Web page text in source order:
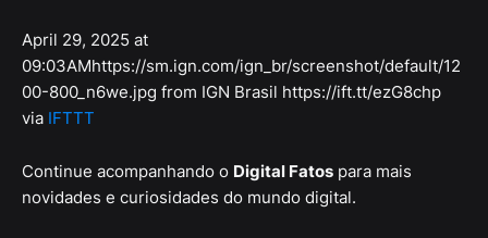
April 29, 2025 at
09:03AMhttps://sm.ign.com/ign_br/screenshot/default/12
00-800_n6we.jpg from IGN Brasil https://ift.tt/ezG8chp
via IFTTT
Continue acompanhando o Digital Fatos para mais
novidades e curiosidades do mundo digital.